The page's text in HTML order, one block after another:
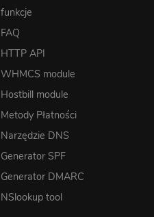
funkcje
FAQ
HTTP API
WHMCS module
Hostbill module
Metody Płatności
Narzędzie DNS
Generator SPF
Generator DMARC
NSlookup tool